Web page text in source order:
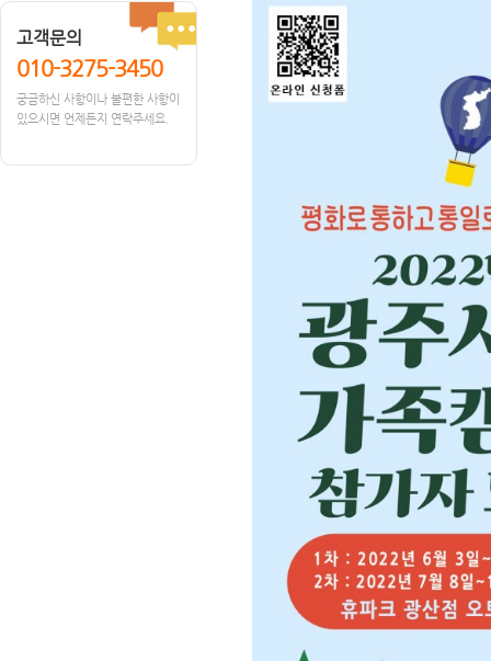
고객문의
010-3275-3450
궁금하신 사항이나 불편한 사항이
있으시면 언제든지 연락주세요.